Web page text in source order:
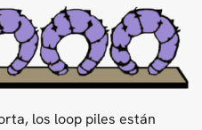
los loop piles están